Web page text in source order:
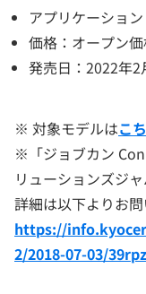
アプリケーショ
価格：オープン
発売日：2022年2
※ 対象モデルはこ
※「ジョブカン
リューションズジ
詳細は以下よりお問
https://
2/2018-07-03/39rpz